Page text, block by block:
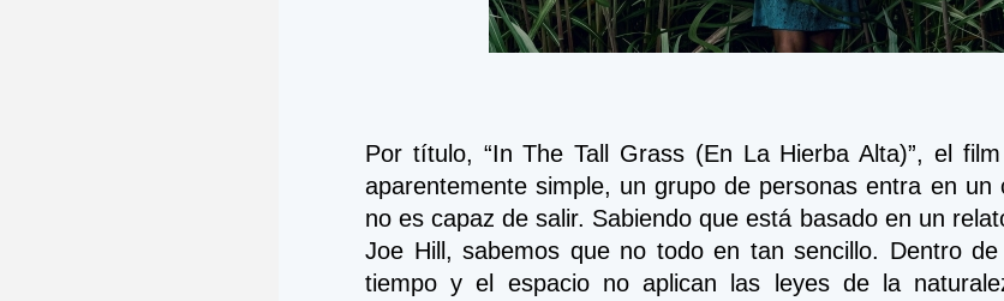
Por título, “In The Tall Grass (En La Hierba Alta)”, el
aparentemente simple, un grupo de personas entra en un
no es capaz de salir. Sabiendo que está basado en un
Joe Hill, sabemos que no todo en tan sencillo. Dentro
tiempo y el espacio no aplican las leyes de la